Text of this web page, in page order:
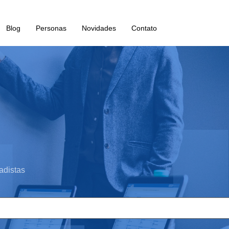
Blog Personas Novidades Contato